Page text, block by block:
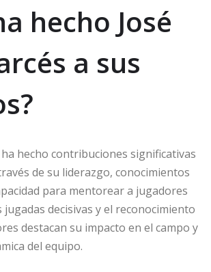
hecho José
a sus
ha hecho contribuciones significativas
de su liderazgo, conocimientos
para mentorear a jugadores
jugadas decisivas y el reconocimiento
destacan su impacto en el campo y
del equipo.